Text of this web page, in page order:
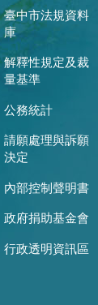
臺中市法規資料
庫
解釋性規定及裁
量基準
公務統計
請願處理與訴願
決定
內部控制聲明書
政府捐助基金會
行政透明資訊區